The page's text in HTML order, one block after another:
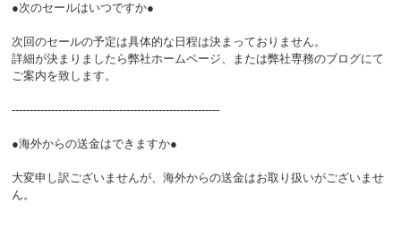
●次のセールはいつですか●
次回のセールの予定は具体的な日程は決まっておりません。
詳細が決まりましたら弊社ホームページ、または弊社専務のブログにて
ご案内を致します。
----------------------------------------------------------
●海外からの送金はできますか●
大変申し訳ございませんが、海外からの送金はお取り扱いがございませ
ん。